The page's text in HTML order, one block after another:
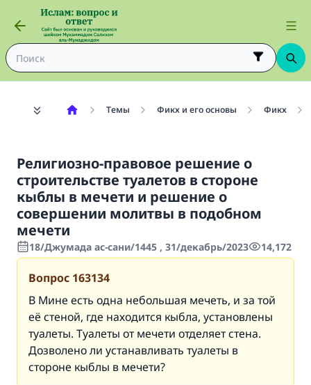
Темы Фикх и его основы Фикх
Религиозно-правовое решение о
строительстве туалетов в стороне
кыблы в мечети и решение о
совершении молитвы в подобном
мечети
18/Джумада ас-сани/1445 , 31/декабрь/2023 14,172
Вопрос 163134
В Мине есть одна небольшая мечеть, и за той
её стеной, где находится кыбла, установлены
туалеты. Туалеты от мечети отделяет стена.
Дозволено ли устанавливать туалеты в
стороне кыблы в мечети?